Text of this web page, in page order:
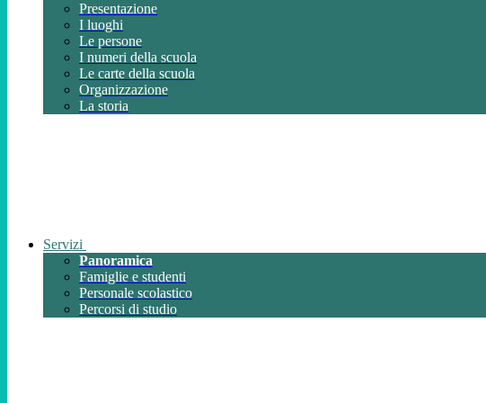
Presentazione
I luoghi
Le persone
I numeri della scuola
Le carte della scuola
Organizzazione
La storia
Servizi
Panoramica
Famiglie e studenti
Personale scolastico
Percorsi di studio